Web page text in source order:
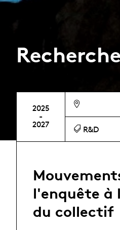
Recherche
2025
-
2027
R&D
l'enquête à
du collectif